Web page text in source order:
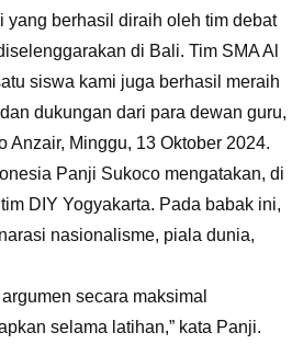
yang berhasil diraih oleh tim debat
di Bali. Tim SMA Al
siswa kami juga berhasil meraih
dukungan dari para dewan guru,
Anzair, Minggu, 13 Oktober 2024.
Panji Sukoco mengatakan, di
DIY Yogyakarta. Pada babak ini,
nasionalisme, piala dunia,
secara maksimal
selama latihan,” kata Panji.